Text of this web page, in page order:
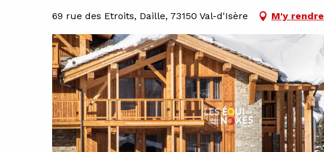
69 rue des Etroits, Daille, 73150 Val-d'Isère M'y rendre